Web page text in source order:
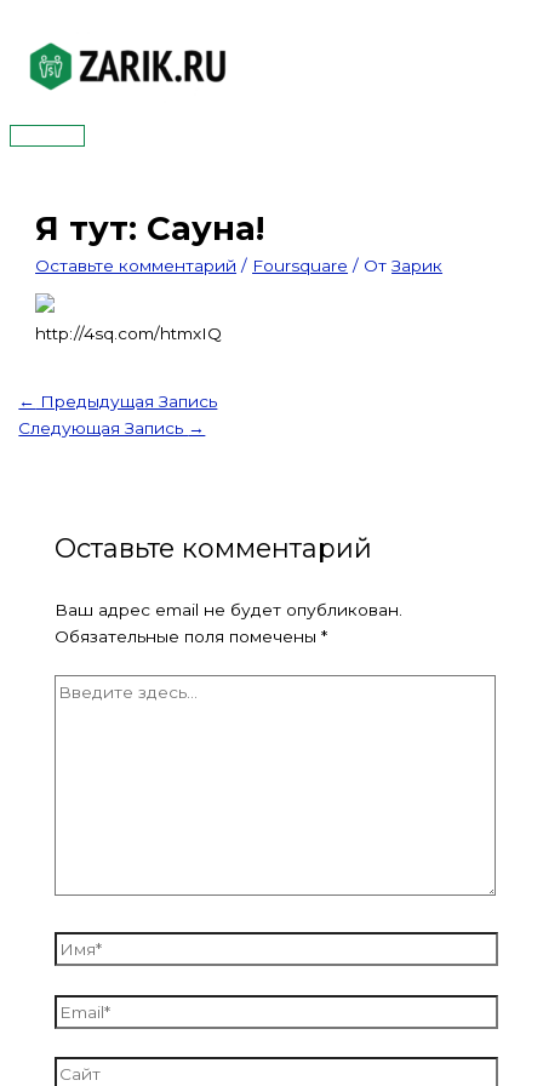
содержимому
Главное
Я тут: Сауна!
Оставьте комментарий / Foursquare / ОтЗарик
http://4sq.com/htmxIQ
← Предыдущая Запись
Следующая Запись →
Оставьте комментарий
Ваш адрес email не будет опубликован.
Обязательные поля помечены *
Введите
Имя*
Email*
Сайт